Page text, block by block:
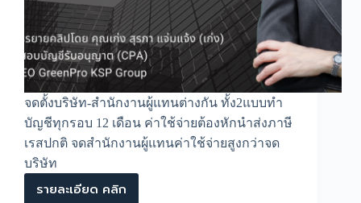
จดตั้งบริษัท-สำนักงานผู้แทนต่างกัน ทั้ง2แบบทำ
บัญชีทุกรอบ 12 เดือน ค่าใช้จ่ายต้องหักนำส่งภาษี
เรสปกติ จดสำนักงานผู้แทนค่าใช้จ่ายสูงกว่าจด
บริษัท
รายละเอียด คลิก
ความ